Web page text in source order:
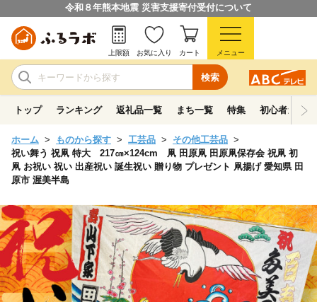
令和８年熊本地震 災害支援寄付受付について
検索
上限額 お気に入り カート メニュー
トップ ランキング 返礼品一覧 まち一覧 特集 初心者ガイド
ホーム ものから探す 工芸品
その他工芸品
祝い舞う 祝凧 特大 217㎝×124cm 凧 田原凧 田原凧保存会 祝凧 初
凧 お祝い 祝い 出産祝い 誕生祝い 贈り物 プレゼント 凧揚げ 愛知県 田
原市 渥美半島